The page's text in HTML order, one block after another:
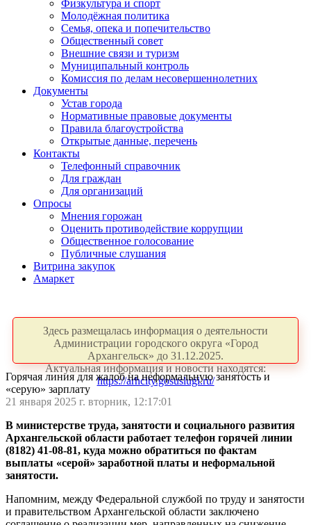
Физкультура и спорт
Молодёжная политика
Семья, опека и попечительство
Общественный совет
Внешние связи и туризм
Муниципальный контроль
Комиссия по делам несовершеннолетних
Документы
Устав города
Нормативные правовые документы
Правила благоустройства
Открытые данные, перечень
Контакты
Телефонный справочник
Для граждан
Для организаций
Опросы
Мнения горожан
Оценить противодействие коррупции
Общественное голосование
Публичные слушания
Витрина закупок
Амаркет
Здесь размещалась информация о деятельности
Администрации городского округа «Город
Архангельск» до 31.12.2025.
Актуальная информация и новости находятся:
https://arhcity.gosuslugi.ru/
Горячая линия для жалоб на неформальную занятость и
«серую» зарплату
21 января 2025 г. вторник, 12:17:01
В министерстве труда, занятости и социального развития
Архангельской области работает телефон горячей линии
(8182) 41-08-81, куда можно обратиться по фактам
выплаты «серой» заработной платы и неформальной
занятости.
Напомним, между Федеральной службой по труду и занятости
и правительством Архангельской области заключено